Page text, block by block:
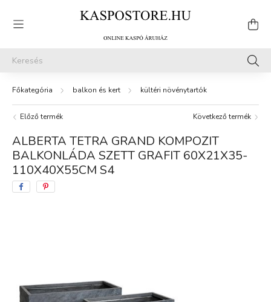
balkon és kert kültéri növénytartók
Előző termék Következő termék
ALBERTA TETRA GRAND KOMPOZIT
BALKONLÁDA SZETT GRAFIT 60X21X35-
110X40X55CM S4